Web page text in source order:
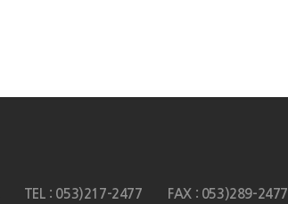
TEL : 053)217-2477 FAX : 053)289-2477